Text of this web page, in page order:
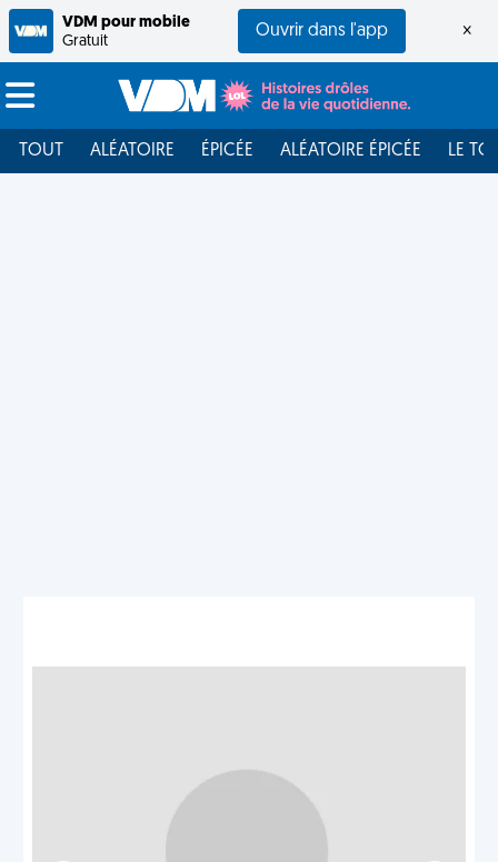
VDM pour mobile
Gratuit
Ouvrir dans l'app ×
TOUT ALÉATOIRE ÉPICÉE ALÉATOIRE ÉPICÉE LE